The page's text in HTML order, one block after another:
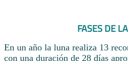
FASES DE
En un año la luna realiza 13
con una duración de 28 días